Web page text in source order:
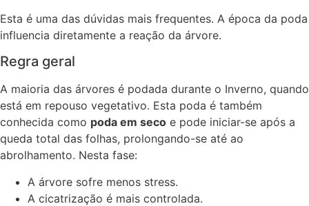
Esta é uma das dúvidas mais frequentes. A época da poda
influencia diretamente a reação da árvore.
Regra geral
A maioria das árvores é podada durante o Inverno, quando
está em repouso vegetativo. Esta poda é também
conhecida como poda em seco e pode iniciar-se após a
queda total das folhas, prolongando-se até ao
abrolhamento. Nesta fase:
A árvore sofre menos stress.
A cicatrização é mais controlada.